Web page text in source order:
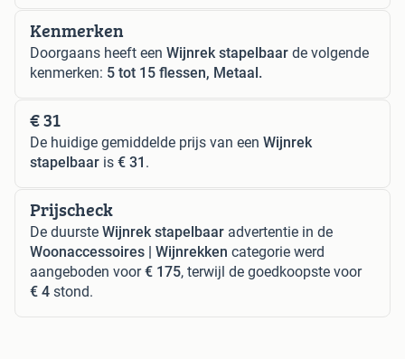
Kenmerken
Doorgaans heeft een Wijnrek stapelbaar de volgende
kenmerken: 5 tot 15 flessen, Metaal.
€ 31
De huidige gemiddelde prijs van een Wijnrek
stapelbaar is € 31 .
Prijscheck
De duurste Wijnrek stapelbaar advertentie in de
Woonaccessoires | Wijnrekken categorie werd
aangeboden voor€ 175, terwijl de goedkoopste voor
€ 4 stond.